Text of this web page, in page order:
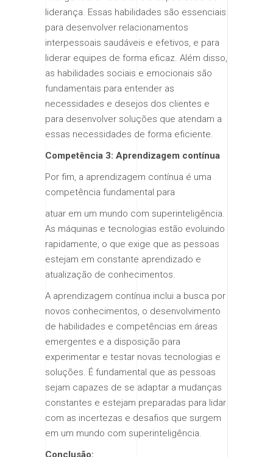
liderança. Essas habilidades são essenciais
para desenvolver relacionamentos
interpessoais saudáveis e efetivos, e para
liderar equipes de forma eficaz. Além disso,
as habilidades sociais e emocionais são
fundamentais para entender as
necessidades e desejos dos clientes e
para desenvolver soluções que atendam a
essas necessidades de forma eficiente.
Competência 3: Aprendizagem contínua
Por fim, a aprendizagem contínua é uma
competência fundamental para
atuar em um mundo com superinteligência.
As máquinas e tecnologias estão evoluindo
rapidamente, o que exige que as pessoas
estejam em constante aprendizado e
atualização de conhecimentos.
A aprendizagem contínua inclui a busca por
novos conhecimentos, o desenvolvimento
de habilidades e competências em áreas
emergentes e a disposição para
experimentar e testar novas tecnologias e
soluções. É fundamental que as pessoas
sejam capazes de se adaptar a mudanças
constantes e estejam preparadas para lidar
com as incertezas e desafios que surgem
em um mundo com superinteligência.
Conclusão: